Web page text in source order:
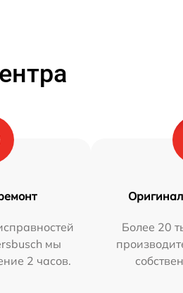
мы
2 часов.
Более 20